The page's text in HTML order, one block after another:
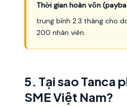
Thời gian hoàn vốn
trung bình 2.3 tháng cho
200 nhân viên.
5. Tại sao Tanca
SME Việt Nam?